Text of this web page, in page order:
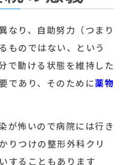
なり、自助努力（つまり
ものではない、という
で動ける状態を維持した
であり、そのために薬物
が怖いので病院には行き
りつけの整形外科クリ
することもあります